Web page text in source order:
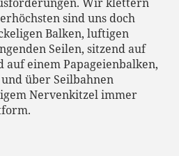
Wir klettern
sind uns doch
Balken, luftigen
Seilen, sitzend auf
auf einem Papageienbalken,
über Seilbahnen
Nervenkitzel immer